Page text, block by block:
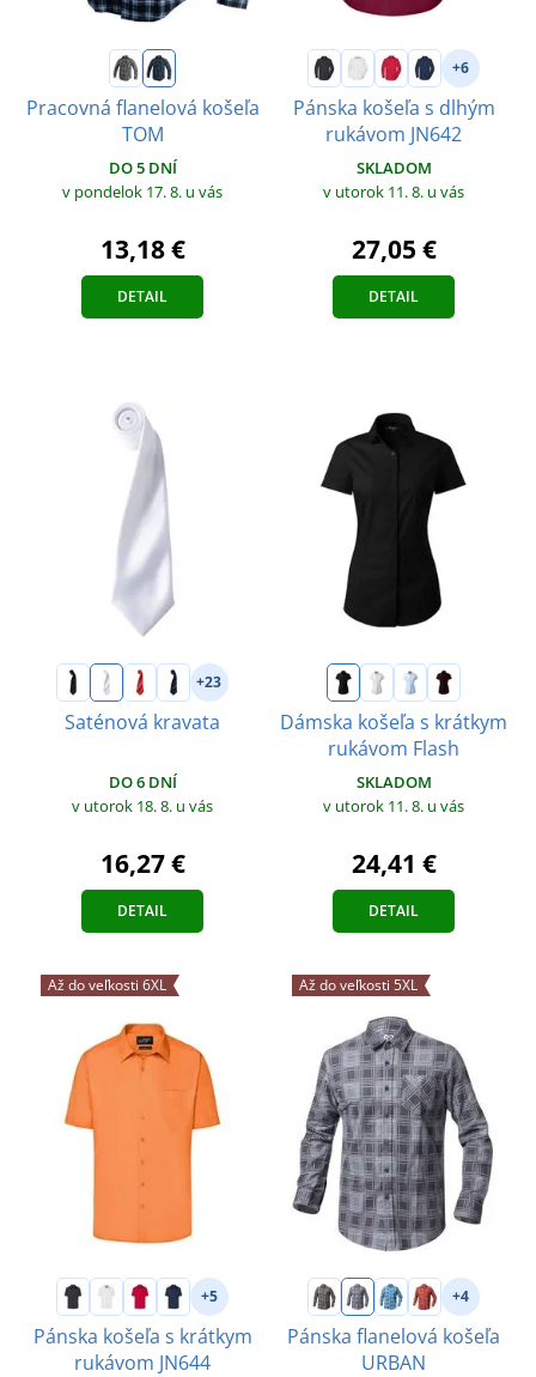
Pracovná flanelová košeľa
TOM
DO 5 DNÍ
v pondelok 17. 8. u vás
13,18 €
DETAIL
+6
Pánska košeľa s dlhým
rukávom JN642
SKLADOM
v utorok 11. 8. u vás
27,05 €
DETAIL
+23
Saténová kravata
DO 6 DNÍ
v utorok 18. 8. u vás
16,27 €
DETAIL
Dámska košeľa s krátkym
rukávom Flash
SKLADOM
v utorok 11. 8. u vás
24,41 €
DETAIL
Až do veľkosti 6XL
+5
Pánska košeľa s krátkym
rukávom JN644
Až do veľkosti 5XL
+4
Pánska flanelová košeľa
URBAN